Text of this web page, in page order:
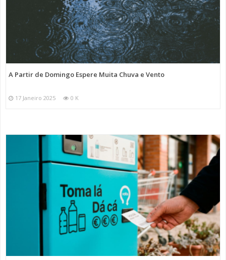
A Partir de Domingo Espere Muita Chuva e Vento
17 Janeiro 2025 0 K